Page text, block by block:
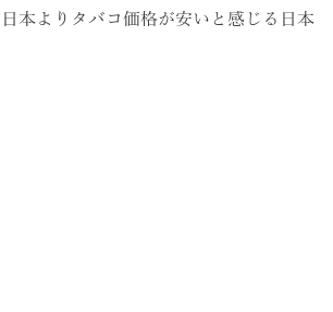
本よりタバコ価格が安いと感じる日本